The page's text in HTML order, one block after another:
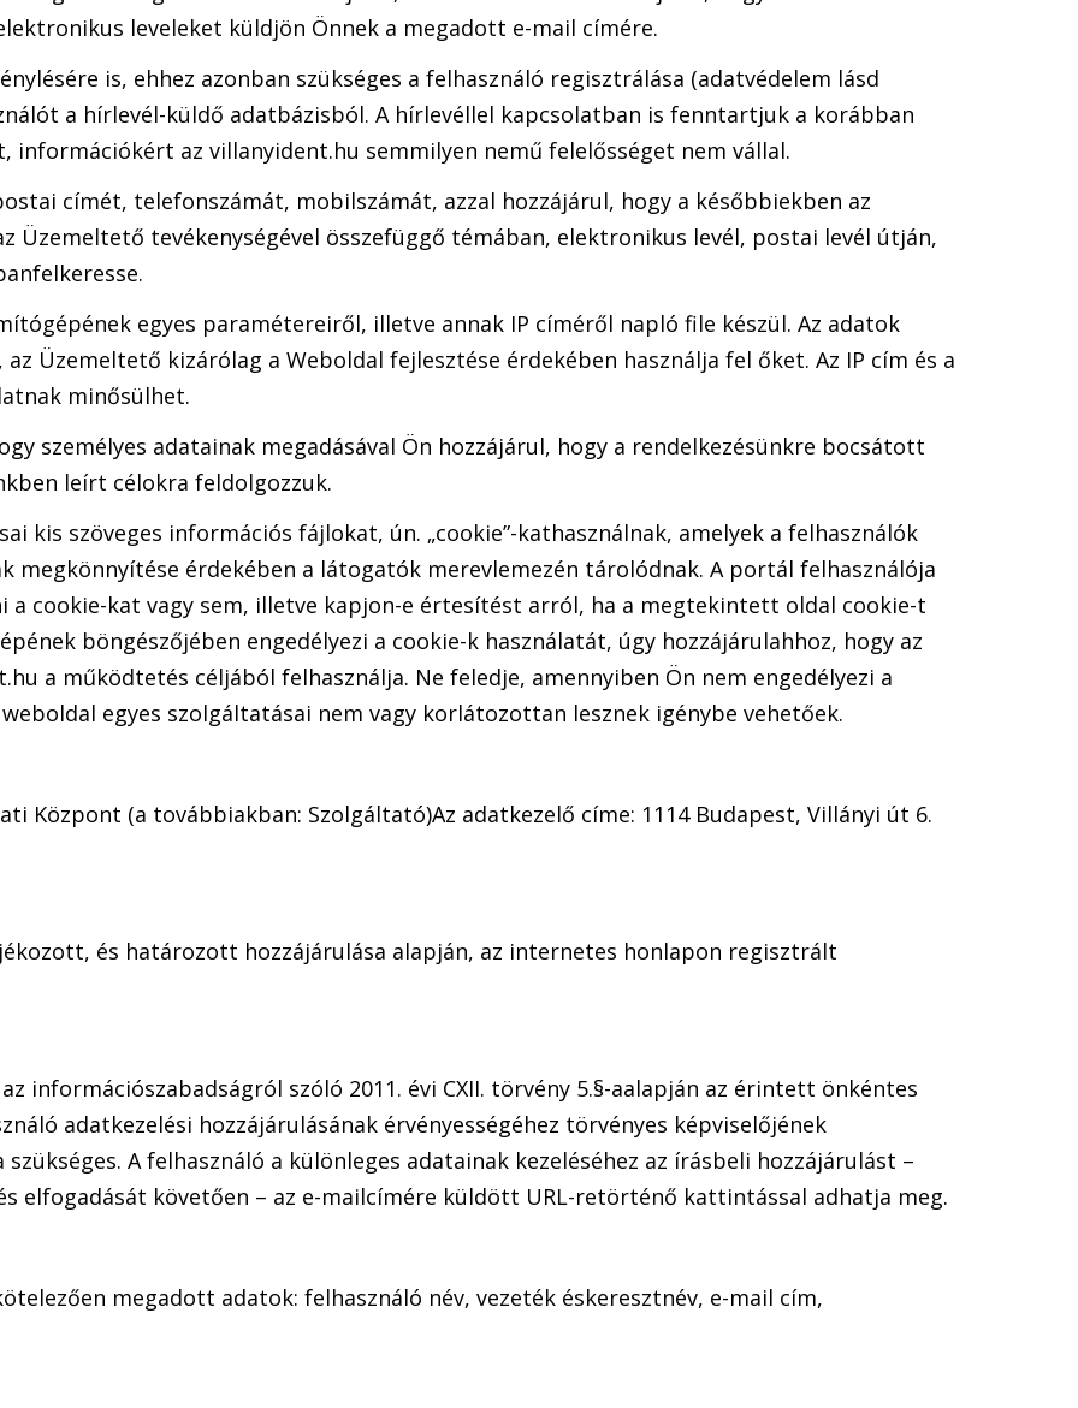
leveleket küldjön Önnek a megadott e-mail címére.
is, ehhez azonban szükséges a felhasználó regisztrálása (adatvédelem lásd
a hírlevél-küldő adatbázisból. A hírlevéllel kapcsolatban is fenntartjuk a korábban
az villanyident.hu semmilyen nemű felelősséget nem vállal.
címét, telefonszámát, mobilszámát, azzal hozzájárul, hogy a későbbiekben az
tevékenységével összefüggő témában, elektronikus levél, postai levél útján,
egyes paramétereiről, illetve annak IP címéről napló file készül. Az adatok
Üzemeltető kizárólag a Weboldal fejlesztése érdekében használja fel őket. Az IP cím és a
minősülhet.
személyes adatainak megadásával Ön hozzájárul, hogy a rendelkezésünkre bocsátott
leírt célokra feldolgozzuk.
kis szöveges információs fájlokat, ún. „cookie”-kathasználnak, amelyek a felhasználók
megkönnyítése érdekében a látogatók merevlemezén tárolódnak. A portál felhasználója
a cookie-kat vagy sem, illetve kapjon-e értesítést arról, ha a megtekintett oldal cookie-t
böngészőjében engedélyezi a cookie-k használatát, úgy hozzájárulahhoz, hogy az
a működtetés céljából felhasználja. Ne feledje, amennyiben Ön nem engedélyezi a
egyes szolgáltatásai nem vagy korlátozottan lesznek igénybe vehetőek.
Központ (a továbbiakban: Szolgáltató)Az adatkezelő címe: 1114 Budapest, Villányi út 6.
és határozott hozzájárulása alapján, az internetes honlapon regisztrált
információszabadságról szóló 2011. évi CXII. törvény 5.§-aalapján az érintett önkéntes
adatkezelési hozzájárulásának érvényességéhez törvényes képviselőjének
A felhasználó a különleges adatainak kezeléséhez az írásbeli hozzájárulást –
elfogadását követően – az e-mailcímére küldött URL-retörténő kattintással adhatja meg.
megadott adatok: felhasználó név, vezeték éskeresztnév, e-mail cím,